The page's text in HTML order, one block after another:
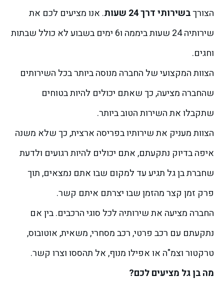
הצורךבשירותי דרך 24 שעות
. אנו מציעים לכם את
שירותיה 24 שעות ביממה ו6 ימים בשבוע לא כולל שבתות
וחגים.
הצוות המקצועי של החברה מנוסה ביותר בכל השירותים
שהחברה מציעה, כך שאתם יכולים להיות בטוחים
שתקבלו את השירות הטוב ביותר.
הצוות מעניק את שירותיו בפריסה ארצית, כך שלא משנה
איפה בדיוק נתקעתם, אתם יכולים להיות רגועים ולדעת
שחברת בן גל תגיע עד למקום שבו אתם נמצאים, תוך
פרק זמן קצר מהזמן שבו יצרתם איתם קשר.
החברה מציעה את שירותיה לכל סוגי הרכבים. בין אם
נתקעתם עם רכב פרטי, רכב מסחרי, משאית, אוטובוס,
טרקטור וצמ"ה או אפילו מנוף, אל תהססו וצרו קשר.
מה בן גל מציעים לכם?